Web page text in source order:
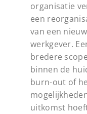
organisatie
een
van een
werkgever.
bredere
binnen de
burn-out of
uitkomst